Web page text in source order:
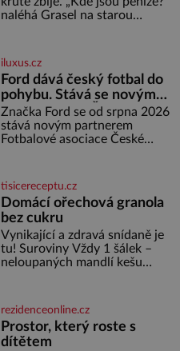
příběh je
naléhá Grasel na starou
nemůže, protože žádné nemá,
spokojí se lupič s několika
měďáky a štůčky látky. Zraněná
žena pár dní nato umírá. Je to
muž nebývale krutý. Jeho činy
budí hrůzu ještě dlouho po jeho
smrti
iluxus.cz
Ford dává český fotbal do
pohybu. Stává se novým
partnerem FAČR
Značka Ford se od srpna 2026
stává novým partnerem
Fotbalové asociace České
asociace, reprezentačních týmů
i českého fotbalu v regionech.
Partner
tisicereceptu.cz
Domácí ořechová granola
bez cukru
Vynikající a zdravá snídaně je
tu! Suroviny Vždy 1 šálek –
neloupaných mandlí kešu
semínek dýně rozinek 3 šálky
ovesných vloček 1 lžíce mlet
rezidenceonline.cz
Prostor, který roste s
dítětem